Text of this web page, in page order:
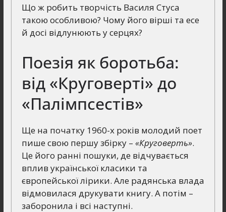
Що ж робить творчість Василя Стуса
такою особливою? Чому його вірші та есе
й досі відлунюють у серцях?
Поезія як боротьба:
від «Круговерті» до
«Палімпсестів»
Ще на початку 1960-х років молодий поет
пише свою першу збірку – «Круговерть».
Це його ранні пошуки, де відчувається
вплив української класики та
європейської лірики. Але радянська влада
відмовилася друкувати книгу. А потім –
заборонила і всі наступні.